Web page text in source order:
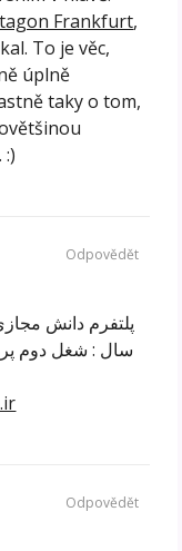
Frankfurt,
To je věc,
úplně
taky o tom,
پلتفرم دانش
سال : شغل دوم
Odpovědět
Odpovědět